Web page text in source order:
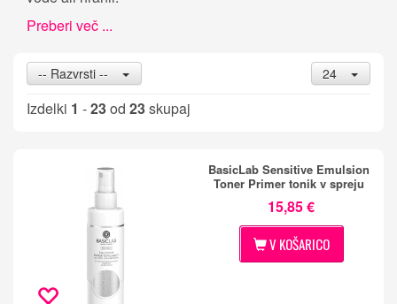
Preberi več ...
-- Razvrsti -- 24
Izdelki 1 -23od 23skupaj
BasicLab Sensitive Emulsion
Toner Primer tonik v spreju
15,85 €
V KOŠARICO